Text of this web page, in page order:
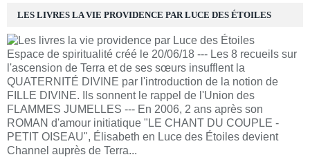
LES LIVRES LA VIE PROVIDENCE PAR LUCE DES ÉTOILES
Espace de spiritualité créé le 20/06/18 --- Les 8 recueils sur
l'ascension de Terra et de ses sœurs insufflent la
QUATERNITÉ DIVINE par l'introduction de la notion de
FILLE DIVINE. Ils sonnent le rappel de l'Union des
FLAMMES JUMELLES --- En 2006, 2 ans après son
ROMAN d'amour initiatique "LE CHANT DU COUPLE -
PETIT OISEAU", Élisabeth en Luce des Étoiles devient
Channel auprès de Terra...